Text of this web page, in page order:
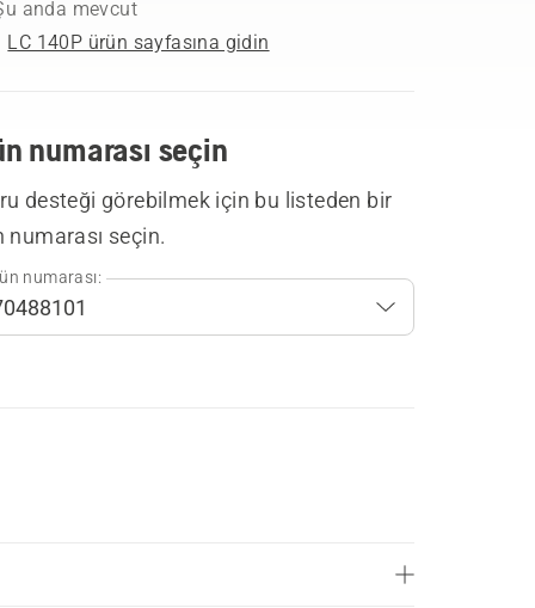
anda mevcut
LC 140P ürün sayfasına gidin
numarası seçin
desteği görebilmek için bu listeden bir
numarası seçin.
numarası: